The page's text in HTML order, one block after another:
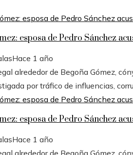
esposa de Pedro Sánchez
Hace 1 año
alrededor de Begoña Gómez,
por tráfico de influencias,
esposa de Pedro Sánchez
Hace 1 año
alrededor de Begoña Gómez,